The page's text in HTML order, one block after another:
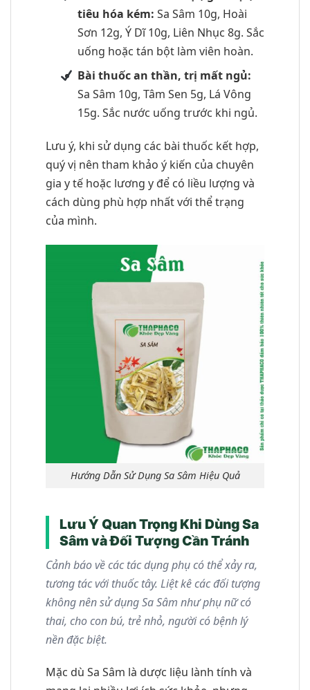
tiêu hóa kém: Sa Sâm 10g, Hoài
Sơn 12g, Ý Dĩ 10g, Liên Nhục 8g. Sắc
uống hoặc tán bột làm viên hoàn.
Bài thuốc an thần, trị mất ngủ:
Sa Sâm 10g, Tâm Sen 5g, Lá Vông
15g. Sắc nước uống trước khi ngủ.
Lưu ý, khi sử dụng các bài thuốc kết hợp,
quý vị nên tham khảo ý kiến của chuyên
gia y tế hoặc lương y để có liều lượng và
cách dùng phù hợp nhất với thể trạng
của mình.
Hướng Dẫn Sử Dụng Sa Sâm Hiệu Quả
Lưu Ý Quan Trọng Khi Dùng Sa
Sâm và Đối Tượng Cần Tránh
Cảnh báo về các tác dụng phụ có thể xảy ra,
tương tác với thuốc tây. Liệt kê các đối tượng
không nên sử dụng Sa Sâm như phụ nữ có
thai, cho con bú, trẻ nhỏ, người có bệnh lý
nền đặc biệt.
Mặc dù Sa Sâm là dược liệu lành tính và